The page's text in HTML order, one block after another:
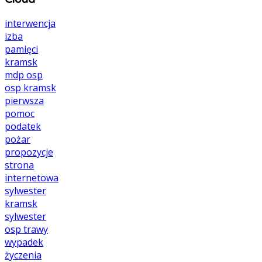
interwencja
izba
pamięci
kramsk
mdp osp
osp kramsk
pierwsza
pomoc
podatek
pożar
propozycje
strona
internetowa
sylwester
kramsk
sylwester
osp trawy
wypadek
życzenia